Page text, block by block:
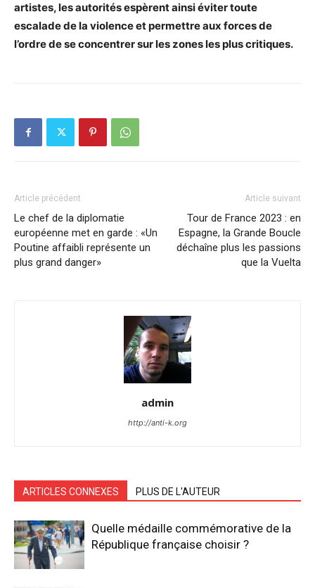
artistes, les autorités espèrent ainsi éviter toute
escalade de la violence et permettre aux forces de
l’ordre de se concentrer sur les zones les plus critiques.
Article précédent
Le chef de la diplomatie
européenne met en garde : «Un
Poutine affaibli représente un
plus grand danger»
Article suivant
Tour de France 2023 : en
Espagne, la Grande Boucle
déchaîne plus les passions
que la Vuelta
admin
http://anti-k.org
ARTICLES CONNEXES PLUS DE L'AUTEUR
Quelle médaille commémorative de la
République française choisir ?